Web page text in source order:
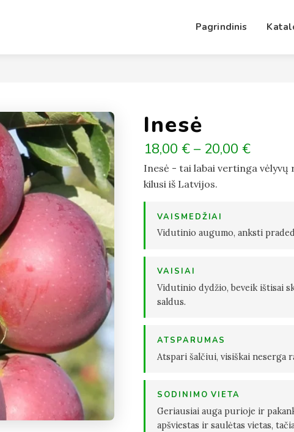
Pagrindinis
Inesė
18,00 € – 20,00 €
Inesė - tai labai vertinga
kilusi iš Latvijos.
VAISMEDŽIAI
Vidutinio augumo, anksti
VAISIAI
Vidutinio dydžio, beveik ištisai
saldus.
ATSPARUMAS
Atspari šalčiui, visiškai neserga
SODINIMO VIETA
Geriausiai auga purioje ir
apšviestas ir saulėtas vietas,